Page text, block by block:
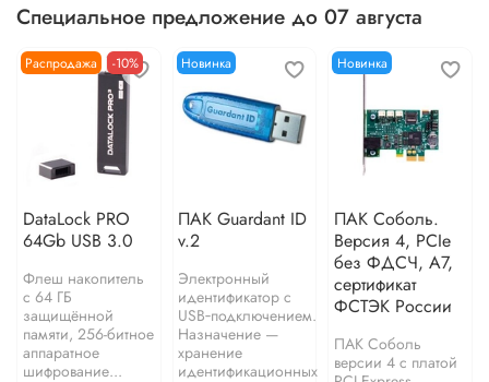
Специальное предложение до 07 августа
Распродажа -10%
DataLock PRO
64Gb USB 3.0
Флеш накопитель
с 64 ГБ
защищённой
памяти, 256-битное
аппаратное
шифрование...
Новинка
ПАК Guardant ID
v.2
Электронный
идентификатор с
USB‑подключением.
Назначение —
хранение
идентификационных
Новинка
ПАК Соболь.
Версия 4, PCIe
без ФДСЧ, A7,
сертификат
ФСТЭК России
ПАК Соболь
версии 4 с платой